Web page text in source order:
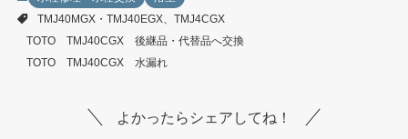
TMJ40MGX・TMJ40EGX、TMJ4CGX
TOTO TMJ40CGX 後継品・代替品へ交換
TOTO TMJ40CGX 水漏れ
よかったらシェアしてね！